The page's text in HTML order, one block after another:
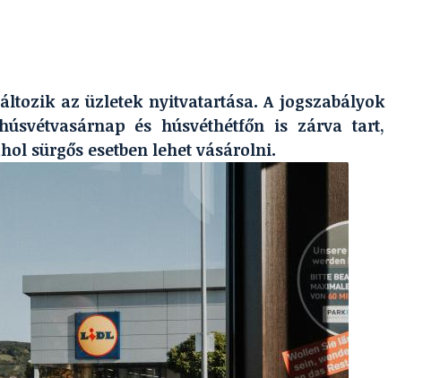
az üzletek nyitvatartása. A jogszabályok
és húsvéthétfőn is zárva tart,
sürgős esetben lehet vásárolni.